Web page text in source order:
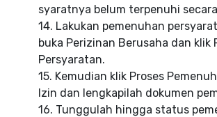
syaratnya belum terpenuhi
14. Lakukan pemenuhan
buka Perizinan Berusaha dan klik
Persyaratan.
15. Kemudian klik Proses
Izin dan lengkapilah dokumen
16. Tunggulah hingga status